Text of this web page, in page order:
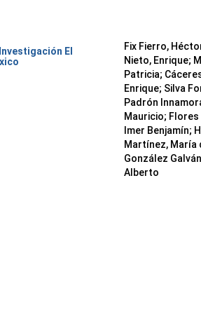
El
Fix Fierro,
Nieto, Enrique;
Patricia;
Enrique; Silva
Padrón
Mauricio; Flores
Imer Benjamín;
Martínez, María
González
Alberto